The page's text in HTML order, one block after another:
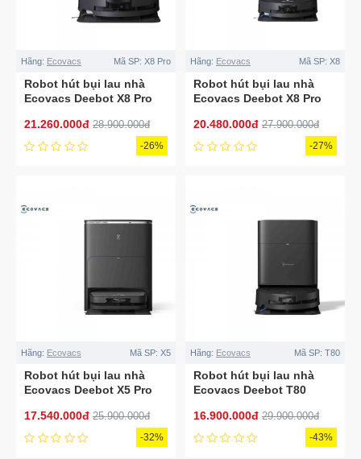
Hãng: Ecovacs Mã SP: X8 Pro
Robot hút bụi lau nhà
Ecovacs Deebot X8 Pro
21.260.000đ 28.900.000đ
-26%
Hãng: Ecovacs Mã SP: X8
Robot hút bụi lau nhà
Ecovacs Deebot X8 Pro
20.480.000đ 27.900.000đ
-27%
Hãng: Ecovacs Mã SP: X5
Robot hút bụi lau nhà
Ecovacs Deebot X5 Pro
17.540.000đ 25.900.000đ
-32%
Hãng: Ecovacs Mã SP: T80
Robot hút bụi lau nhà
Ecovacs Deebot T80
16.900.000đ 29.900.000đ
-43%